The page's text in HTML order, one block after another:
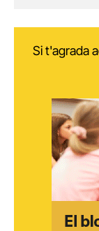
Si t'agrada